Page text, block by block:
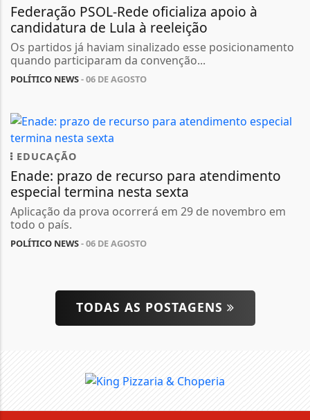
Federação PSOL-Rede oficializa apoio à
candidatura de Lula à reeleição
Os partidos já haviam sinalizado esse posicionamento
quando participaram da convenção...
POLÍTICO NEWS- 06 DE AGOSTO
EDUCAÇÃO
Enade: prazo de recurso para atendimento
especial termina nesta sexta
Aplicação da prova ocorrerá em 29 de novembro em
todo o país.
POLÍTICO NEWS- 06 DE AGOSTO
TODAS AS POSTAGENS